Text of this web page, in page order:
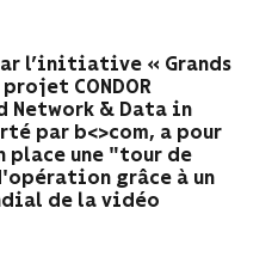
l’initiative « Grands
CONDOR
Network & Data in
par b<>com, a pour
place une "tour de
grâce à un
de la vidéo